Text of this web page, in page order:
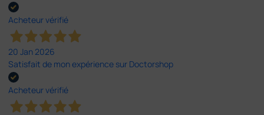
Acheteur vérifié
20 Jan 2026
Satisfait de mon expérience sur Doctorshop
Acheteur vérifié